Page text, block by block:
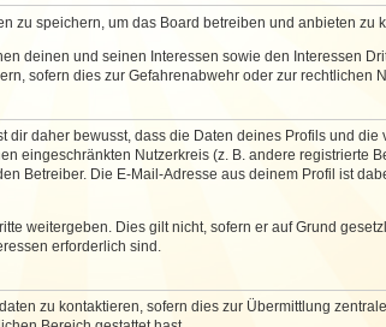
zu speichern, um das Board betreiben und anbieten zu
deinen und seinen Interessen sowie den Interessen
sofern dies zur Gefahrenabwehr oder zur rechtlichen
daher bewusst, dass die Daten deines Profils und
eingeschränkten Nutzerkreis (z. B. andere registrierte
Betreiber. Die E-Mail-Adresse aus deinem Profil ist
weitergeben. Dies gilt nicht, sofern er auf Grund
erforderlich sind.
zu kontaktieren, sofern dies zur Übermittlung